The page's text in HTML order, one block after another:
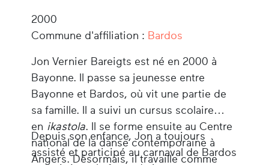
2000
Commune d'affiliation : Bardos
Jon Vernier Bareigts est né en 2000 à
Bayonne. Il passe sa jeunesse entre
Bayonne et Bardos, où vit une partie de
sa famille. Il a suivi un cursus scolaire
en ikastola. Il se forme ensuite au Centre
national de la danse contemporaine à
Angers. Désormais, il travaille comme
Depuis son enfance, Jon a toujours
assisté et participé au carnaval de Bardos